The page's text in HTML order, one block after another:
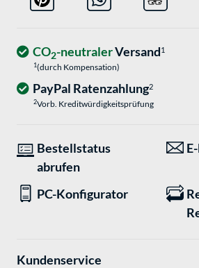
CO2-neutralerVersand1
1(durch Kompensation)
PayPal Ratenzahlung2
2Vorb. Kreditwürdigkeitsprüfung
Bestellstatus
abrufen
PC-Konfigurator
Kundenservice